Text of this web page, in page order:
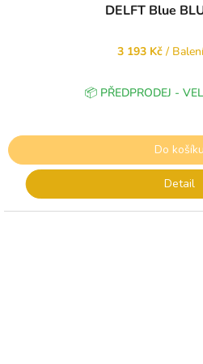
DELFT Blue
3 193 Kč /
📦 PŘEDPRODEJ -
Do košíku
Detail